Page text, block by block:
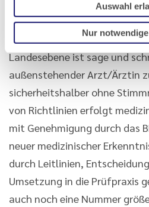
Auswahl
Nur
Es werden zwar viele
wirkliche Kontrollinstanz für
Dem Verwaltungsrat des
Landesebene ist sage und
außenstehender Arzt/Ärztin
sicherheitshalber ohne
von Richtlinien erfolgt
mit Genehmigung durch das
neuer medizinischer
durch Leitlinien,
Umsetzung in die Prüfpraxis
auch noch eine Nummer